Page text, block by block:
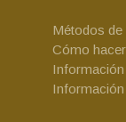
Métodos de
Cómo